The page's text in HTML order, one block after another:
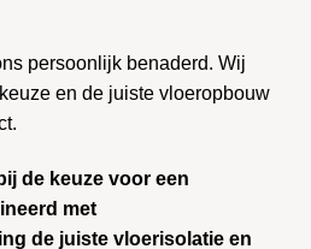
persoonlijk benaderd. Wij
en de juiste vloeropbouw
de keuze voor een
met
de juiste vloerisolatie en